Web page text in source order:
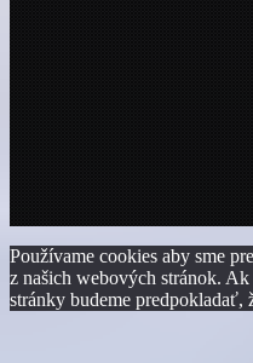
Používame cookies aby sme
z našich webových stránok.
stránky budeme predpokladať,